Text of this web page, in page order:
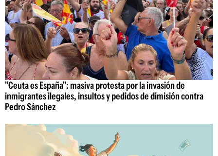
"Ceuta es España": masiva protesta por la invasión de
inmigrantes ilegales, insultos y pedidos de dimisión contra
Pedro Sánchez